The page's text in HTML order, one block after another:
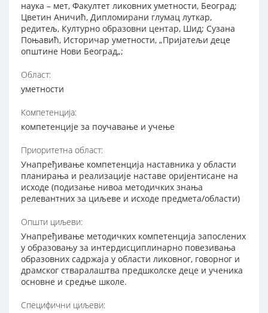
наука – мет, Факултет ликовних уметности, Београд;
Цветин Аничић, Дипломирани глумац луткар,
редитељ, Културно образовни центар, Шид; Сузана
Поњавић, Историчар уметности, „Пријатељи деце
општине Нови Београд„;
Област:
уметности
Компетенција:
компетенције за поучавање и учење
Приоритетна област:
Унапређивање компетенција наставника у области
планирања и реализације наставе оријентисане на
исходе (подизање нивоа методичких знања
релевантних за циљеве и исходе предмета/области)
Општи циљеви:
Унапређивање методичких компетенција запослених
у образовању за интердисциплинарно повезивања
образовних садржаја у области ликовног, говорног и
драмског стваралаштва предшколске деце и ученика
основне и средње школе.
Специфични циљеви: